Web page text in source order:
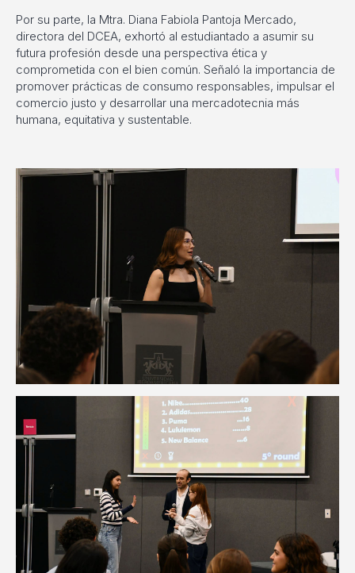
Por su parte, la Mtra. Diana Fabiola Pantoja Mercado,
directora del DCEA, exhortó al estudiantado a asumir su
futura profesión desde una perspectiva ética y
comprometida con el bien común. Señaló la importancia de
promover prácticas de consumo responsables, impulsar el
comercio justo y desarrollar una mercadotecnia más
humana, equitativa y sustentable.